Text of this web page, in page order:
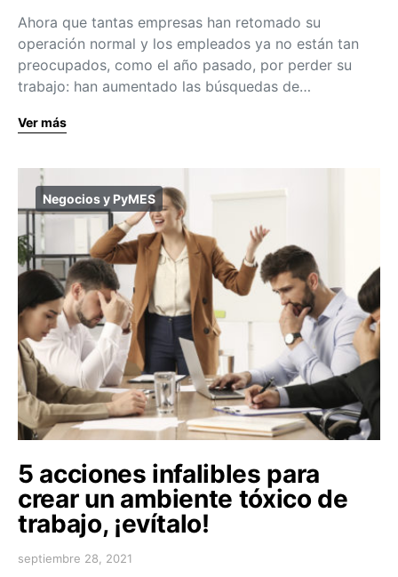
Ahora que tantas empresas han retomado su
operación normal y los empleados ya no están tan
preocupados, como el año pasado, por perder su
trabajo: han aumentado las búsquedas de…
Ver más
Negocios y PyMES
5 acciones infalibles para
crear un ambiente tóxico de
trabajo, ¡evítalo!
septiembre 28, 2021